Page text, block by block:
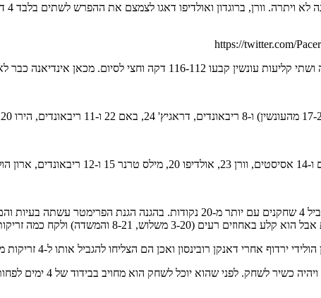
https://twitter.com/
לחזור. וורן איבד כדור ומיאמי סגרה עניין מהקו 124-115 בסיום.
מיאמי המשיכה לשחק טוב כשבאטלר הוביל 4 שחקנים עם יותר מ-20
8-21 והמשדה) ולקח כמה זריקות לא טובות ברגעי ההכרעה.
ירדוף אחרי דאנקן רובינסון ואכן הם הצליחו להגביל אותו ל-4 זריקות משלוש.
יוכל לשחק הוא מחויב בבידוד של 4 ימים לפחות לכן הוא יוכל לשחק רק במשחק חמישי (במידה ויהיה כזה).